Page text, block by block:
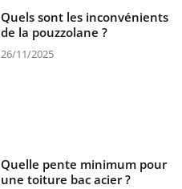
Quels sont les inconvénients
de la pouzzolane ?
26/11/2025
Quelle pente minimum pour
une toiture bac acier ?